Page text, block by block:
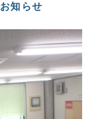
知らせ